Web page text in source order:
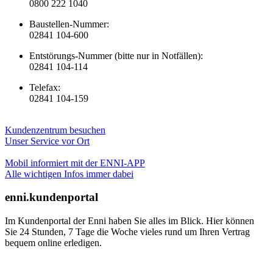
0800 222 1040
Baustellen-Nummer:
02841 104-600
Entstörungs-Nummer (bitte nur in Notfällen):
02841 104-114
Telefax:
02841 104-159
Kundenzentrum besuchen
Unser Service vor Ort
Mobil informiert mit der ENNI-APP
Alle wichtigen Infos immer dabei
enni.kundenportal
Im Kundenportal der Enni haben Sie alles im Blick. Hier können
Sie 24 Stunden, 7 Tage die Woche vieles rund um Ihren Vertrag
bequem online erledigen.